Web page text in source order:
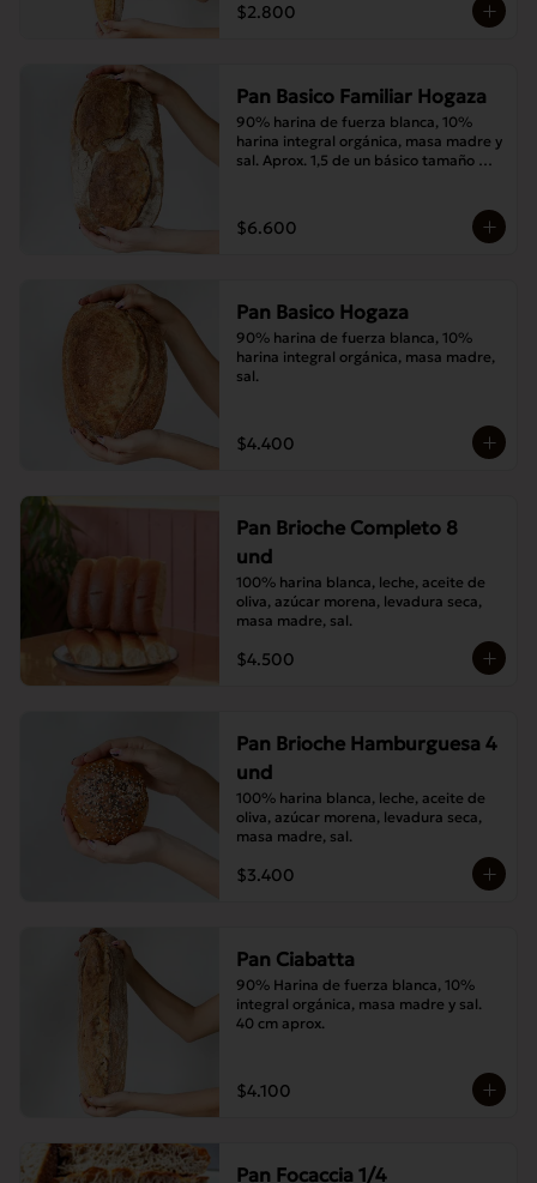
$2.800
Pan Basico Familiar Hogaza
90% harina de fuerza blanca, 10%
harina integral orgánica, masa madre y
sal. Aprox. 1,5 de un básico tamaño
$6.600
Pan Basico Hogaza
90% harina de fuerza blanca, 10%
harina integral orgánica, masa madre,
sal.
$4.400
Pan Brioche Completo 8
und
100% harina blanca, leche, aceite de
oliva, azúcar morena, levadura seca,
masa madre, sal.
$4.500
Pan Brioche Hamburguesa 4
und
100% harina blanca, leche, aceite de
oliva, azúcar morena, levadura seca,
masa madre, sal.
$3.400
Pan Ciabatta
90% Harina de fuerza blanca, 10%
integral orgánica, masa madre y sal.
40 cm aprox.
$4.100
Pan Focaccia 1/4